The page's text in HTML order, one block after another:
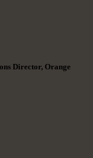
Director, Orange